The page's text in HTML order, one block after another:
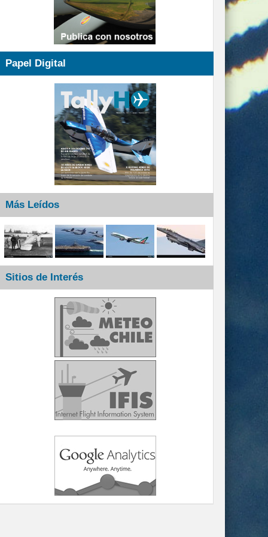
Papel Digital
Más Leídos
Sitios de Interés